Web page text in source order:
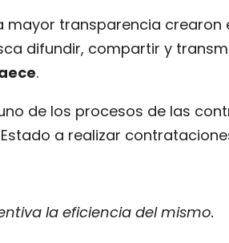
mayor transparencia crearon
difundir, compartir y
.
de los procesos de las
a realizar
la eficiencia del mismo.